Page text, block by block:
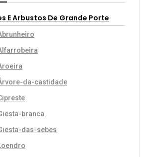
E Arbustos De Grande Porte
da-castidade
branca
das-sebes